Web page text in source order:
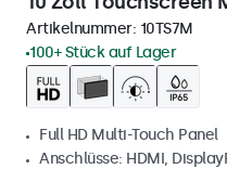
Artikelnummer: 10TS7M
100+ Stück auf Lager
Full HD Multi-Touch Panel
Anschlüsse: HDMI,